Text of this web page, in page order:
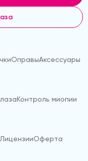
ОправыАксессуары
Контроль миопии
ЛицензииОферта